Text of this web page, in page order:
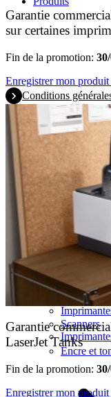
Ordinateurs
Scanners
Encre et
Promotions
Garantie
sur certaines
Fin de la promotion:
Enregistrer mon produit
Conditions
Garantie
LaserJet Tanks
Fin de la promotion:
Enregistrer mon produit